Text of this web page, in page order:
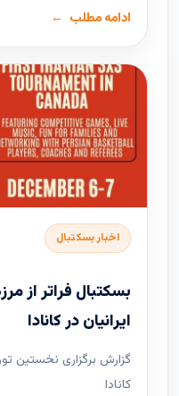
ادامه مطلب
اخبار بسکتبال
ایرانیان در کانادا
کانادا